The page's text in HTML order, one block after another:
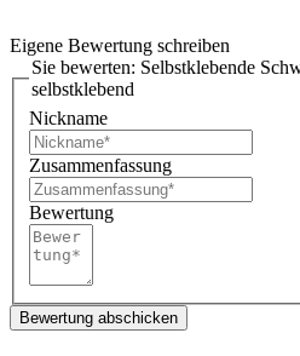
Eigene Bewertung schreiben
Sie bewerten: Selbstklebende
selbstklebend
Nickname
Zusammenfassung
Bewertung
Bewertung abschicken